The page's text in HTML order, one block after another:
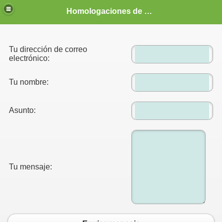
Homologaciones de vehículos, MD, camper, tuning, 4x4, racing, competición, vehículo vivienda, coches, profesionales, homologador, homologar, BMW, e36, e30, M3, Mitsubishi Evo, Subaru Impreza, Patrol, precio, económico,barato, Guipúzcoa
Tu dirección de correo
electrónico:
Tu nombre:
Asunto:
Tu mensaje: